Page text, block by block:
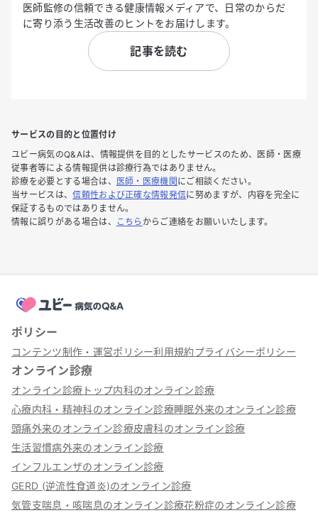
医師監修の信頼できる健康情報メディアで、日常のからだ
に寄り添う生活改善のヒントをお届けします。
記事を読む
サービスの目的と位置付け
ユビー病気のQ&Aは、情報提供を目的としたサービスのため、医師・医療
従事者等による情報提供は診療行為ではありません。
診療を必要とする場合は、
医師・医療機関 にご相談ください。
当サービスは、信頼性および正確な情報発信に努めますが、内容を完全に
保証するものではありません。
情報に誤りがある場合は、
こちら からご連絡をお願いいたします。
ポリシー
コンテンツ制作・運営ポリシー利用規約プライバシーポリシー
オンライン診療
オンライン診療トップ内科のオンライン診療
心療内科・精神科のオンライン診療睡眠外来のオンライン診療
頭痛外来のオンライン診療皮膚科のオンライン診療
生活習慣病外来のオンライン診療
インフルエンザのオンライン診療
GERD (逆流性食道炎)のオンライン診療
気管支喘息・咳喘息のオンライン診療花粉症のオンライン診療